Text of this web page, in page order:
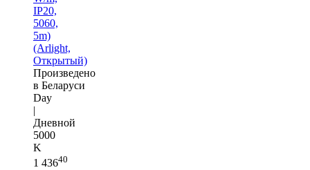
IP20,
5060,
5m)
(Arlight,
Открытый)
Произведено
в Беларуси
Day
|
Дневной
5000
K
1 43640